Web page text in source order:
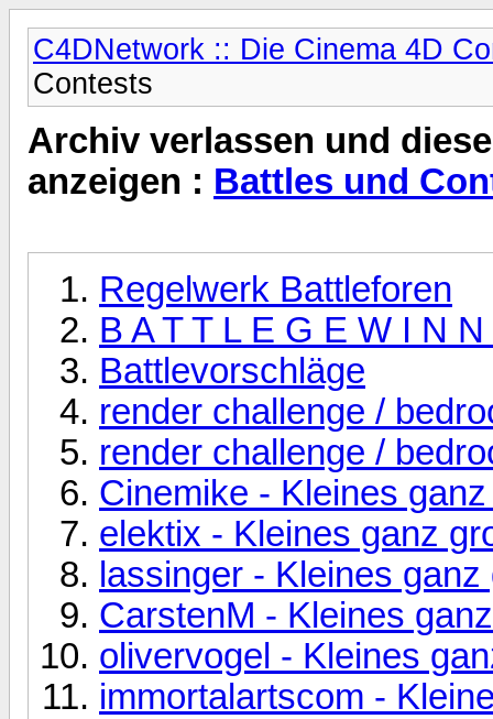
C4DNetwork :: Die Cinema 4D
Contests
Archiv verlassen und
anzeigen : Battles und
Regelwerk Battleforen
B A T T L E G E W I N
Battlevorschläge
render challenge /
render challenge /
Cinemike - Kleines
elektix - Kleines ganz
lassinger - Kleines ganz
CarstenM - Kleines
olivervogel - Kleines
immortalartscom -